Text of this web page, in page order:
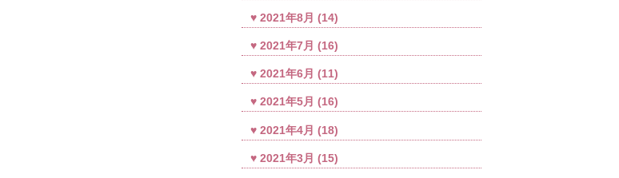
2021年8月 (14)
2021年7月 (16)
2021年6月 (11)
2021年5月 (16)
2021年4月 (18)
2021年3月 (15)